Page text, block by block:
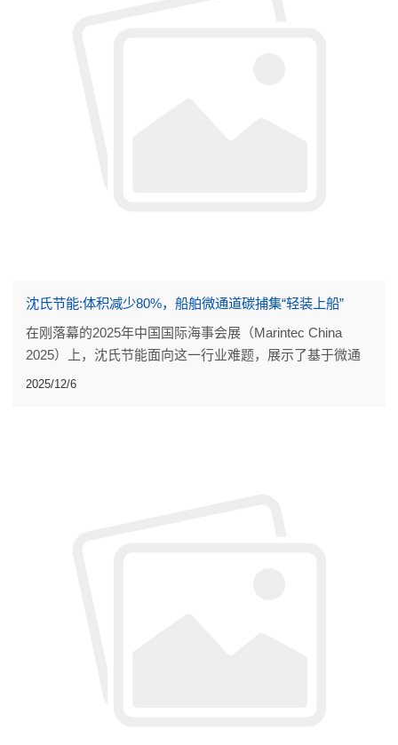
沈氏节能:体积减少80%，船舶微通道碳捕集“轻装上船”
在刚落幕的2025年中国国际海事会展（Marintec China
2025）上，沈氏节能面向这一行业难题，展示了基于微通
道技术的最新突破——适用于船舶的微通道碳捕集技术方
2025/12/6